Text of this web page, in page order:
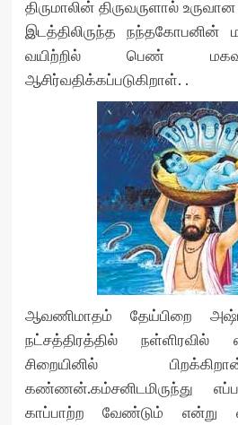
திருமாலின் திருவருளால்
இடத்திலிருந்த
வயிற்றில் பெண்
ஆசிர்வதிக்கப்படுகிறாள். .
ஆவணிமாதம் தேய்பிறை
நட்சத்திரத்தில் நள்ளிரவில்
சிறையினில்
கண்ணன்.கம்சனிடமிருந்து
காப்பாற்ற வேண்டும் என்று